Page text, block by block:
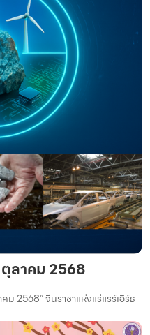
ลาคม 2568
2568” จีนราชาแห่งแร่แรร์เอิร์ธ